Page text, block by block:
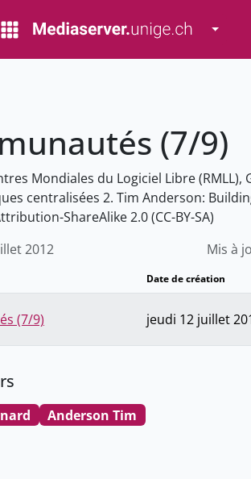
(7/9)
Mondiales du Logiciel Libre
centralisées 2. Tim Anderson:
ShareAlike 2.0 (CC-BY-SA)
2012
Mis à
Date de création
(7/9) jeudi 12 juillet
Anderson Tim